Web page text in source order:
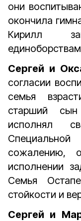
они
окончила
Кирилл
Сергей и
согласии
семья
старший сын
исполнял
сожалению,
исполнении
Семья
стойкости и
Сергей и